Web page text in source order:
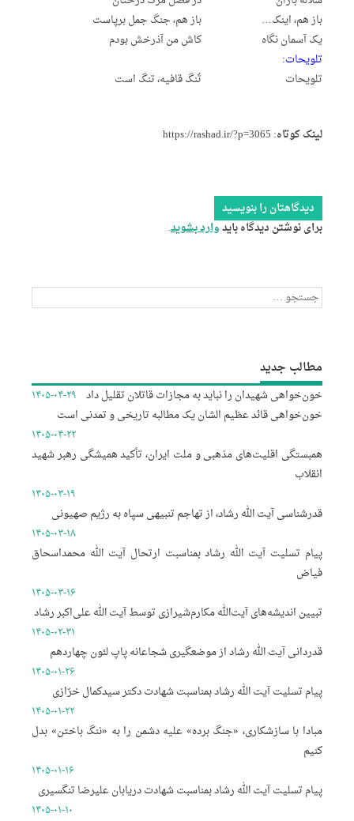
باز هم، اینک…
باز هم، جنگ جمل برپاست
یک آسمان نگاه
کاش من آذرخش بودم
تلویحات:
تلویحات
تُنگ قافیه، تنگ است
لینک کوتاه: https://rashad.ir/?p=3065
دیدگاهتان را بنویسید
برای نوشتن دیدگاه بایدوارد بشوید.
جستجو
برای:
مطالب جدید
خون‌خواهی شهیدان را نباید به مجازات قاتلان تقلیل داد ۱۴۰۵-۰۴-۲۹
خون‌خواهی قائد عظیم الشان یک مطالبه تاریخی و تمدنی است
۱۴۰۵-۰۴-۲۲
همبستگی اقلیت‌های مذهبی و ملت ایران، تأکید همیشگی رهبر شهید
انقلاب
۱۴۰۵-۰۳-۱۹
قدرشناسی آیت الله رشاد، از تهاجم تنبیهی سپاه به رژیم صهیونی
۱۴۰۵-۰۳-۱۸
پیام تسلیت آیت الله رشاد بمناسبت ارتحال آیت الله محمداسحاق
فیاض
۱۴۰۵-۰۳-۱۶
تبیین اندیشه‌های آیت‌الله مکارم‌شیرازی توسط آیت الله علی‌اکبر رشاد
۱۴۰۵-۰۲-۳۱
قدردانی آیت الله رشاد از موضعگیری شجاعانه پاپ لئون چهاردهم
۱۴۰۵-۰۱-۲۶
پیام تسلیت آیت الله رشاد بمناسبت شهادت دکتر سیدکمال خرّازی
۱۴۰۵-۰۱-۲۲
مبادا با سازشکاری، «جنگ برده» علیه دشمن را به «ننگ باختن» بدل
کنیم
۱۴۰۵-۰۱-۱۶
پیام تسلیت آیت الله رشاد بمناسبت شهادت دریابان علیرضا تنگسیری
۱۴۰۵-۰۱-۱۰